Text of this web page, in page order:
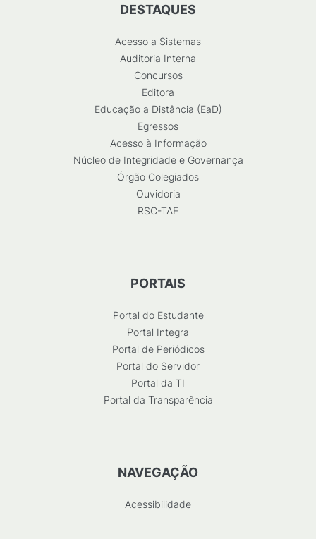
DESTAQUES
Acesso a Sistemas
Auditoria Interna
Concursos
Editora
Educação a Distância (EaD)
Egressos
Acesso à Informação
Núcleo de Integridade e Governança
Órgão Colegiados
Ouvidoria
RSC-TAE
PORTAIS
Portal do Estudante
Portal Integra
Portal de Periódicos
Portal do Servidor
Portal da TI
Portal da Transparência
NAVEGAÇÃO
Acessibilidade